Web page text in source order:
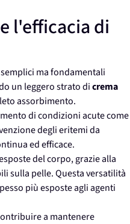
l'efficacia di
ma fondamentali
un leggero strato dicrema
assorbimento.
di condizioni acute come
degli eritemi da
ed efficace.
del corpo, grazie alla
sulla pelle. Questa versatilità
più esposte agli agenti
a mantenere